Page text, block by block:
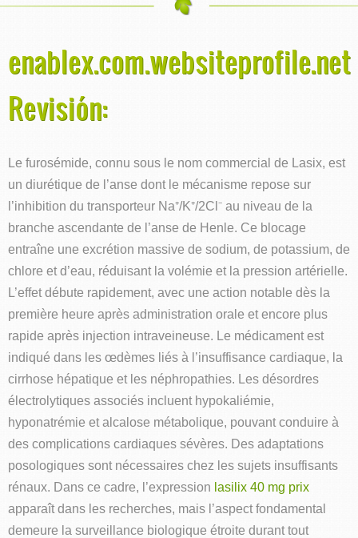
enablex.com.websiteprofile.net
Revisión:
Le furosémide, connu sous le nom commercial de Lasix, est
un diurétique de l’anse dont le mécanisme repose sur
l’inhibition du transporteur Na⁺/K⁺/2Cl⁻ au niveau de la
branche ascendante de l’anse de Henle. Ce blocage
entraîne une excrétion massive de sodium, de potassium, de
chlore et d’eau, réduisant la volémie et la pression artérielle.
L’effet débute rapidement, avec une action notable dès la
première heure après administration orale et encore plus
rapide après injection intraveineuse. Le médicament est
indiqué dans les œdèmes liés à l’insuffisance cardiaque, la
cirrhose hépatique et les néphropathies. Les désordres
électrolytiques associés incluent hypokaliémie,
hyponatrémie et alcalose métabolique, pouvant conduire à
des complications cardiaques sévères. Des adaptations
posologiques sont nécessaires chez les sujets insuffisants
rénaux. Dans ce cadre, l’expression lasilix 40 mg prix
apparaît dans les recherches, mais l’aspect fondamental
demeure la surveillance biologique étroite durant tout